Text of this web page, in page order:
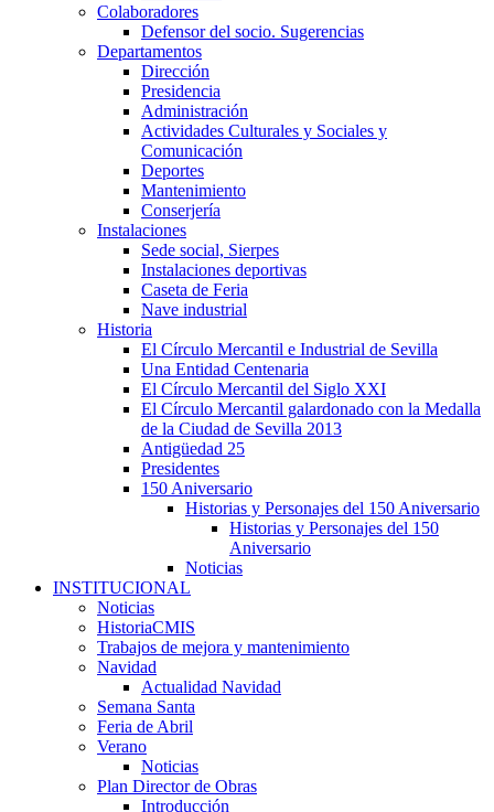
Colaboradores
Defensor del socio. Sugerencias
Departamentos
Dirección
Presidencia
Administración
Actividades Culturales y Sociales y
Comunicación
Deportes
Mantenimiento
Conserjería
Instalaciones
Sede social, Sierpes
Instalaciones deportivas
Caseta de Feria
Nave industrial
Historia
El Círculo Mercantil e Industrial de Sevilla
Una Entidad Centenaria
El Círculo Mercantil del Siglo XXI
El Círculo Mercantil galardonado con la Medalla
de la Ciudad de Sevilla 2013
Antigüedad 25
Presidentes
150 Aniversario
Historias y Personajes del 150 Aniversario
Historias y Personajes del 150
Aniversario
Noticias
INSTITUCIONAL
Noticias
HistoriaCMIS
Trabajos de mejora y mantenimiento
Navidad
Actualidad Navidad
Semana Santa
Feria de Abril
Verano
Noticias
Plan Director de Obras
Introducción